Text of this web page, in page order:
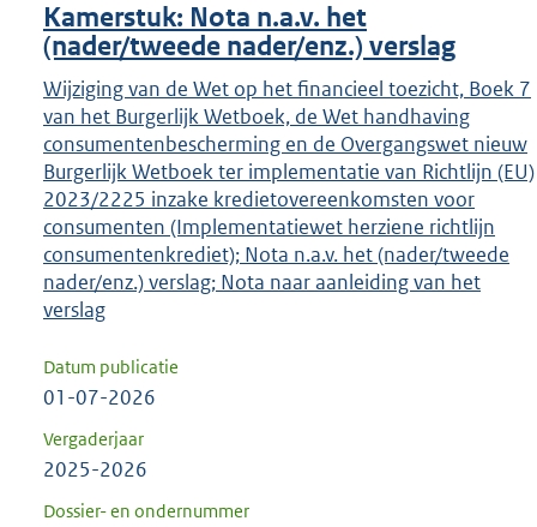
uw
keuze
te
bevestigen.
Kamerstuk: Nota n.a.v. het
(nader/tweede nader/enz.) verslag
Wijziging van de Wet op het financieel toezicht, Boek 7
van het Burgerlijk Wetboek, de Wet handhaving
consumentenbescherming en de Overgangswet nieuw
Burgerlijk Wetboek ter implementatie van Richtlijn (EU)
2023/2225 inzake kredietovereenkomsten voor
consumenten (Implementatiewet herziene richtlijn
consumentenkrediet); Nota n.a.v. het (nader/tweede
nader/enz.) verslag; Nota naar aanleiding van het
verslag
Datum publicatie
01-07-2026
Vergaderjaar
2025-2026
Dossier- en ondernummer